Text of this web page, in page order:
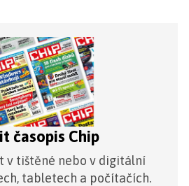
časopis Chip
v tištěné nebo v digitální
tabletech a počítačích.